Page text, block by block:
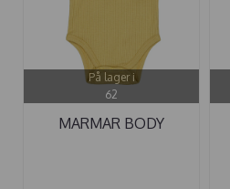
På lager i
62
MARMAR BODY